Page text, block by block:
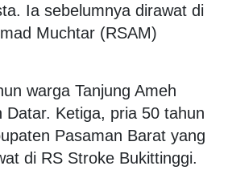
Ia sebelumnya dirawat di
Muchtar (RSAM)
warga Tanjung Ameh
Datar. Ketiga, pria 50 tahun
Pasaman Barat yang
di RS Stroke Bukittinggi.